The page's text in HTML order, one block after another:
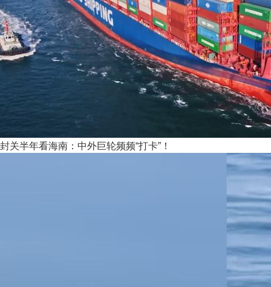
封关半年看海南：中外巨轮频频“打卡”！